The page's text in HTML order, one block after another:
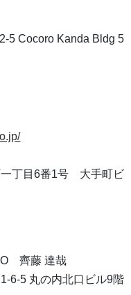
5 Cocoro Kanda Bldg 5
一丁目6番1号 大手町ビ
齊藤 達哉
6-5 丸の内北口ビル9階